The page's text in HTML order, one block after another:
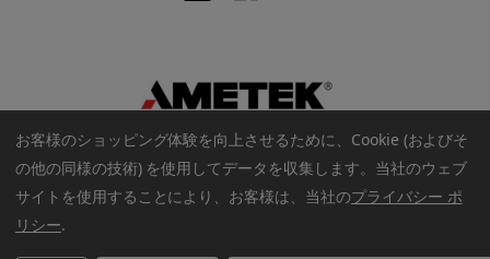
著作権 © 2026 アメテックウェブストア. すべての著作権は保護され
お客様のショッピング体験を向上させるために、Cookie (およびそ
の他の同様の技術) を使用してデータを収集します。 当社のウェブ
サイトを使用することにより、お客様は、当社のプライバシー ポ
リシー.